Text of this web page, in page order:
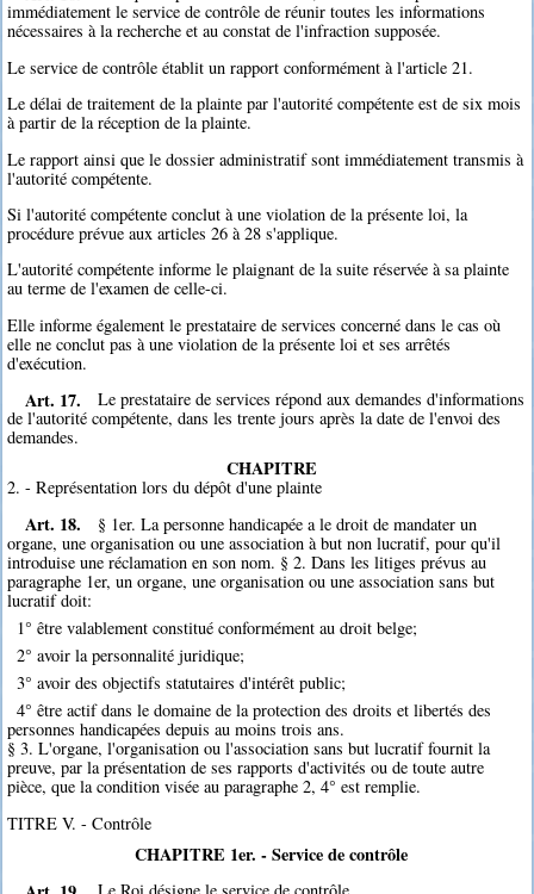
immédiatement le service de contrôle de réunir toutes les informations
nécessaires à la recherche et au constat de l'infraction supposée.
Le service de contrôle établit un rapport conformément à l'article 21.
Le délai de traitement de la plainte par l'autorité compétente est de six mois
à partir de la réception de la plainte.
Le rapport ainsi que le dossier administratif sont immédiatement transmis à
l'autorité compétente.
Si l'autorité compétente conclut à une violation de la présente loi, la
procédure prévue aux articles 26 à 28 s'applique.
L'autorité compétente informe le plaignant de la suite réservée à sa plainte
au terme de l'examen de celle-ci.
Elle informe également le prestataire de services concerné dans le cas où
elle ne conclut pas à une violation de la présente loi et ses arrêtés
d'exécution.
Art. 17.
Le prestataire de services répond aux demandes d'informations
de l'autorité compétente, dans les trente jours après la date de l'envoi des
demandes.
CHAPITRE
2. - Représentation lors du dépôt d'une plainte
Art. 18.
§ 1er. La personne handicapée a le droit de mandater un
organe, une organisation ou une association à but non lucratif, pour qu'il
introduise une réclamation en son nom. § 2. Dans les litiges prévus au
paragraphe 1er, un organe, une organisation ou une association sans but
lucratif doit:
1° être valablement constitué conformément au droit belge;
2° avoir la personnalité juridique;
3° avoir des objectifs statutaires d'intérêt public;
4° être actif dans le domaine de la protection des droits et libertés des
personnes handicapées depuis au moins trois ans.
§ 3. L'organe, l'organisation ou l'association sans but lucratif fournit la
preuve, par la présentation de ses rapports d'activités ou de toute autre
pièce, que la condition visée au paragraphe 2, 4° est remplie.
TITRE V. - Contrôle
CHAPITRE 1er. - Service de contrôle